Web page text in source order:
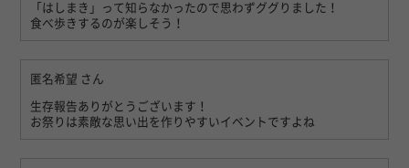
「はしまき」って知らなかったので思わずググりました！
食べ歩きするのが楽しそう！
匿名希望 さん
生存報告ありがとうございます！
お祭りは素敵な思い出を作りやすいイベントですよね